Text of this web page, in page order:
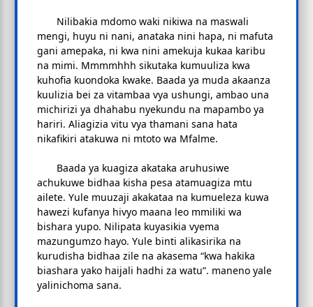
Nilibakia mdomo waki nikiwa na maswali
mengi, huyu ni nani, anataka nini hapa, ni mafuta
gani amepaka, ni kwa nini amekuja kukaa karibu
na mimi. Mmmmhhh sikutaka kumuuliza kwa
kuhofia kuondoka kwake. Baada ya muda akaanza
kuulizia bei za vitambaa vya ushungi, ambao una
michirizi ya dhahabu nyekundu na mapambo ya
hariri. Aliagizia vitu vya thamani sana hata
nikafikiri atakuwa ni mtoto wa Mfalme.
Baada ya kuagiza akataka aruhusiwe
achukuwe bidhaa kisha pesa atamuagiza mtu
ailete. Yule muuzaji akakataa na kumueleza kuwa
hawezi kufanya hivyo maana leo mmiliki wa
bishara yupo. Nilipata kuyasikia vyema
mazungumzo hayo. Yule binti alikasirika na
kurudisha bidhaa zile na akasema “kwa hakika
biashara yako haijali hadhi za watu”. maneno yale
yalinichoma sana.